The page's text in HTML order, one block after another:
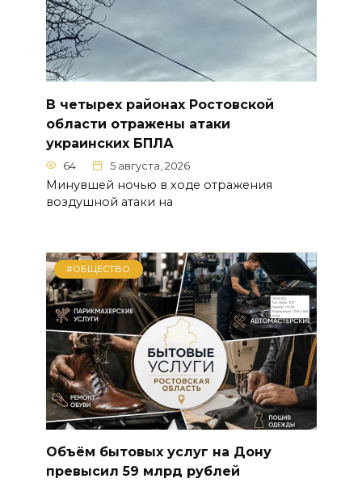
В четырех районах Ростовской
области отражены атаки
украинских БПЛА
64 5 августа, 2026
Минувшей ночью в ходе отражения
воздушной атаки на
#ОБЩЕСТВО
Объём бытовых услуг на Дону
превысил 59 млрд рублей